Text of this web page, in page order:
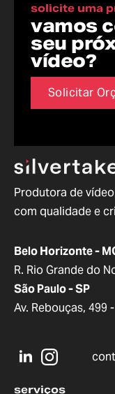
solicite uma
vamos
seu
vídeo?
Solicitar
Produtora de
com qualidade e
Belo Horizonte -
R. Rio Grande do
São Paulo - SP
Av. Rebouças, 499
serviços